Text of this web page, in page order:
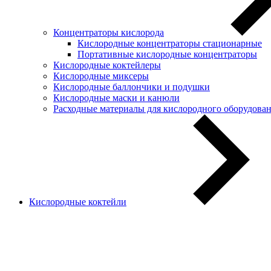
Концентраторы кислорода
Кислородные концентраторы стационарные
Портативные кислородные концентраторы
Кислородные коктейлеры
Кислородные миксеры
Кислородные баллончики и подушки
Кислородные маски и канюли
Расходные материалы для кислородного
Кислородные коктейли